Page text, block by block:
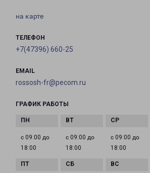
на карте
ТЕЛЕФОН
+7(47396) 660-25
EMAIL
rossosh-fr@pecom.ru
ГРАФИК РАБОТЫ
с 09:00 до
18:00
с 09:00 до
18:00
с 09:00 до
18:00